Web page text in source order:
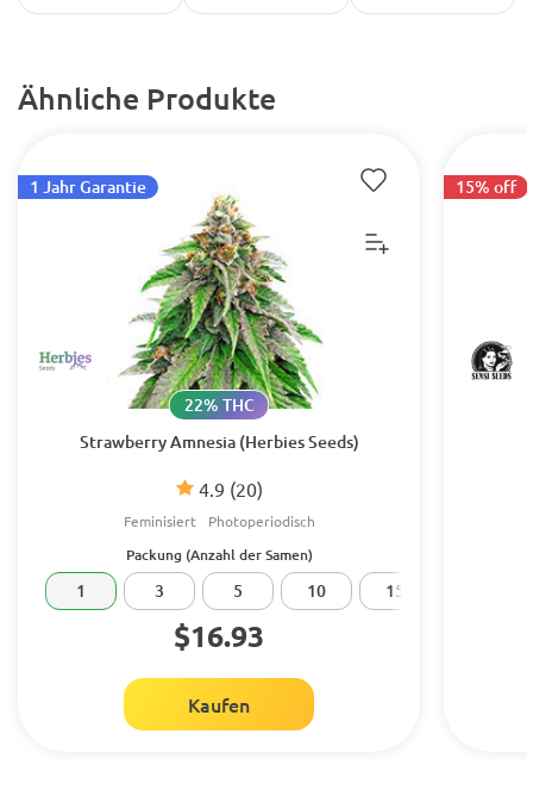
Ähnliche Produkte
Strawberry Amnesia (Herbies Seeds)
4.9 (20)
22% THC
Feminisiert Photoperiodisch
1 Jahr Garantie
Packung (Anzahl der Samen)
1 3 5 10 15
$16.93
Kaufen
15% off